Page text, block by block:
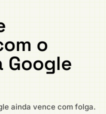
o
Google
ainda vence com folga.